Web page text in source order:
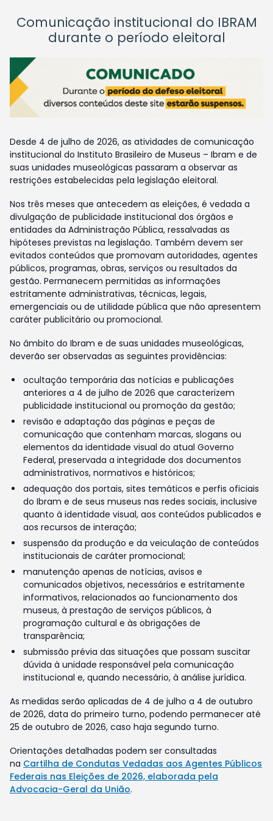
Comunicação institucional do IBRAM
durante o período eleitoral
Desde 4 de julho de 2026, as atividades de comunicação
institucional do Instituto Brasileiro de Museus – Ibram e de
suas unidades museológicas passaram a observar as
restrições estabelecidas pela legislação eleitoral.
Nos três meses que antecedem as eleições, é vedada a
divulgação de publicidade institucional dos órgãos e
entidades da Administração Pública, ressalvadas as
hipóteses previstas na legislação. Também devem ser
evitados conteúdos que promovam autoridades, agentes
públicos, programas, obras, serviços ou resultados da
gestão. Permanecem permitidas as informações
estritamente administrativas, técnicas, legais,
emergenciais ou de utilidade pública que não apresentem
caráter publicitário ou promocional.
No âmbito do Ibram e de suas unidades museológicas,
deverão ser observadas as seguintes providências:
ocultação temporária das notícias e publicações
anteriores a 4 de julho de 2026 que caracterizem
publicidade institucional ou promoção da gestão;
revisão e adaptação das páginas e peças de
comunicação que contenham marcas, slogans ou
elementos da identidade visual do atual Governo
Federal, preservada a integridade dos documentos
administrativos, normativos e históricos;
adequação dos portais, sites temáticos e perfis oficiais
do Ibram e de seus museus nas redes sociais, inclusive
quanto à identidade visual, aos conteúdos publicados e
aos recursos de interação;
suspensão da produção e da veiculação de conteúdos
institucionais de caráter promocional;
manutenção apenas de notícias, avisos e
comunicados objetivos, necessários e estritamente
informativos, relacionados ao funcionamento dos
museus, à prestação de serviços públicos, à
programação cultural e às obrigações de
transparência;
submissão prévia das situações que possam suscitar
dúvida à unidade responsável pela comunicação
institucional e, quando necessário, à análise jurídica.
As medidas serão aplicadas de 4 de julho a 4 de outubro
de 2026, data do primeiro turno, podendo permanecer até
25 de outubro de 2026, caso haja segundo turno.
Orientações detalhadas podem ser consultadas
na Cartilha de Condutas Vedadas aos Agentes Públicos
Federais nas Eleições de 2026, elaborada pela
Advocacia-Geral da União.